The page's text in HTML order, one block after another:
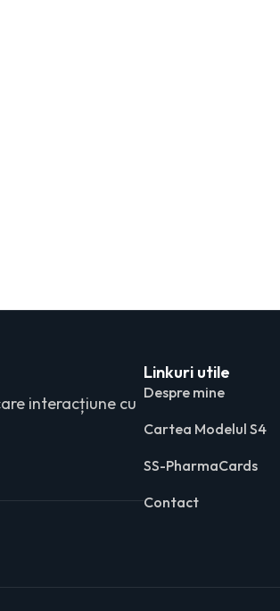
interacțiune cu
Linkuri utile
Despre mine
Cartea Modelul S4
SS-PharmaCards
Contact